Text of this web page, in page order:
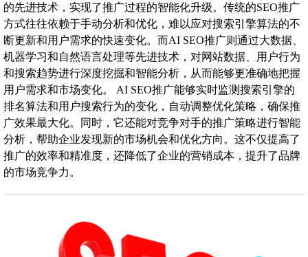
的先进技术，实现了推广过程的智能化升级。传统的SEO推广
方式往往依赖于手动分析和优化，难以应对搜索引擎算法的不
断更新和用户需求的快速变化。而AI SEO推广则通过大数据、
机器学习和自然语言处理等先进技术，对网站数据、用户行为
和搜索趋势进行深度挖掘和智能分析，从而能够更准确地把握
用户需求和市场变化。 AI SEO推广能够实时监测搜索引擎的
排名算法和用户搜索行为的变化，自动调整优化策略，确保推
广效果最大化。同时，它还能对竞争对手的推广策略进行智能
分析，帮助企业发现新的市场机会和优化方向。这不仅提高了
推广的效率和精准度，还降低了企业的营销成本，提升了品牌
的市场竞争力。